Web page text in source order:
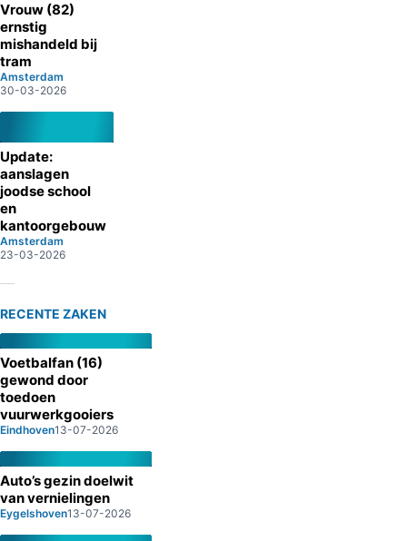
Vrouw (82)
ernstig
mishandeld bij
tram
Amsterdam
30-03-2026
Update:
aanslagen
joodse school
en
kantoorgebouw
Amsterdam
23-03-2026
RECENTE ZAKEN
Voetbalfan (16)
gewond door
toedoen
vuurwerkgooiers
Eindhoven13-07-2026
Auto’s gezin doelwit
van vernielingen
Eygelshoven13-07-2026